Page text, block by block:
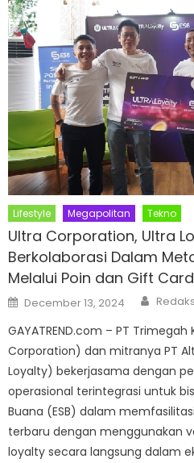
Lifestyle Megapolitan Tekno
Ultra Corporation, Ultra
Berkolaborasi Dalam
Melalui Poin dan Gift Card
Posted
on
December 13, 2024 Author
GAYATREND.com – PT
Corporation) dan mitranya PT
Loyalty) bekerjasama dengan
operasional terintegrasi untuk
Buana (ESB) dalam
terbaru dengan menggunakan
loyalty secara langsung dalam